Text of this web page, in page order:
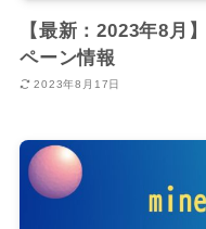
【最新：2023年8月
ペーン情報
2023年8月17日